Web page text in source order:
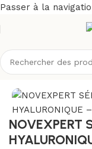
Passer à la
/Visage/
NOVEXPERT